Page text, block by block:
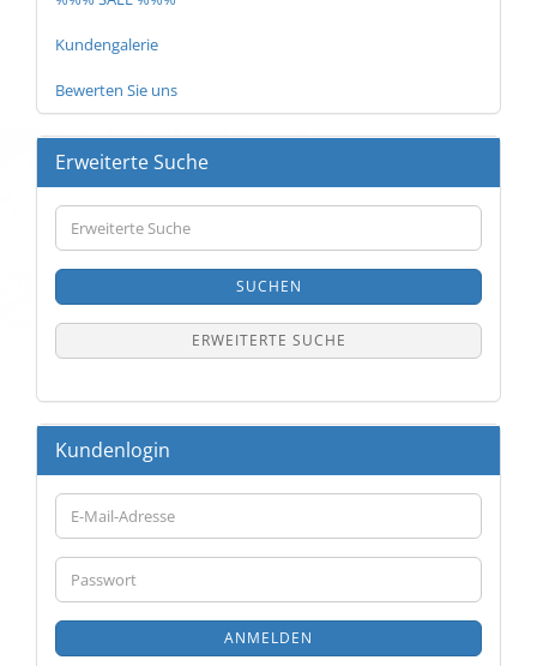
Kundengalerie
Bewerten Sie uns
Erweiterte Suche
Erweiterte
Suche
SUCHEN
ERWEITERTE SUCHE
Kundenlogin
E-
Mail-
Adresse
Passwort
ANMELDEN